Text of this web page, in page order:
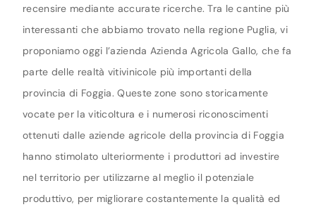
recensire mediante accurate ricerche. Tra le cantine più
interessanti che abbiamo trovato nella regione Puglia, vi
proponiamo oggi l’azienda Azienda Agricola Gallo, che fa
parte delle realtà vitivinicole più importanti della
provincia di Foggia. Queste zone sono storicamente
vocate per la viticoltura e i numerosi riconoscimenti
ottenuti dalle aziende agricole della provincia di Foggia
hanno stimolato ulteriormente i produttori ad investire
nel territorio per utilizzarne al meglio il potenziale
produttivo, per migliorare costantemente la qualità ed